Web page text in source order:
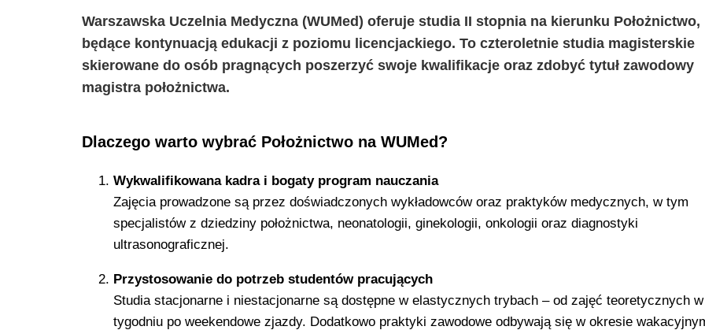
Warszawska Uczelnia Medyczna (WUMed) oferuje studia II stopnia na kierunku Położnictwo,
będące kontynuacją edukacji z poziomu licencjackiego. To czteroletnie studia magisterskie
skierowane do osób pragnących poszerzyć swoje kwalifikacje oraz zdobyć tytuł zawodowy
magistra położnictwa.
Dlaczego warto wybrać Położnictwo na WUMed?
Wykwalifikowana kadra i bogaty program nauczania
Zajęcia prowadzone są przez doświadczonych wykładowców oraz praktyków medycznych, w tym
specjalistów z dziedziny położnictwa, neonatologii, ginekologii, onkologii oraz diagnostyki
ultrasonograficznej.
Przystosowanie do potrzeb studentów pracujących
Studia stacjonarne i niestacjonarne są dostępne w elastycznych trybach – od zajęć teoretycznych w
tygodniu po weekendowe zjazdy. Dodatkowo praktyki zawodowe odbywają się w okresie